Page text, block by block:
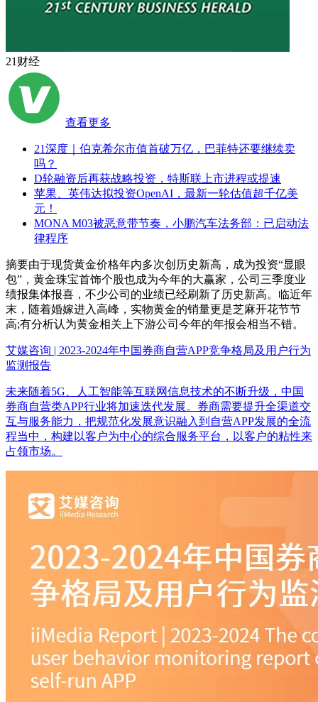
21财经
查看更多
21深度｜伯克希尔市值首破万亿，巴菲特还要继续卖
吗？
D轮融资后再获战略投资，特斯联上市进程或提速
苹果、英伟达拟投资OpenAI，最新一轮估值超千亿美
元！
MONA M03被恶意带节奏，小鹏汽车法务部：已启动法
律程序
摘要由于现货黄金价格年内多次创历史新高，成为投资“显眼
包”，黄金珠宝首饰个股也成为今年的大赢家，公司三季度业
绩报集体报喜，不少公司的业绩已经刷新了历史新高。临近年
末，随着婚嫁进入高峰，实物黄金的销量更是芝麻开花节节
高;有分析认为黄金相关上下游公司今年的年报会相当不错。
艾媒咨询 | 2023-2024年中国券商自营APP竞争格局及用户行为
监测报告
未来随着5G、人工智能等互联网信息技术的不断升级，中国
券商自营类APP行业将加速迭代发展。券商需要提升全渠道交
互与服务能力，把规范化发展意识融入到自营APP发展的全流
程当中，构建以客户为中心的综合服务平台，以客户的粘性来
占领市场。